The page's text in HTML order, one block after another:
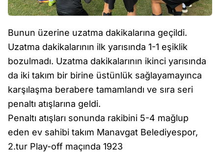
Bunun üzerine uzatma dakikalarına geçildi.
Uzatma dakikalarının ilk yarısında 1-1 eşiklik
bozulmadı. Uzatma dakikalarının ikinci yarısında
da iki takım bir birine üstünlük sağlayamayınca
karşılaşma berabere tamamlandı ve sıra seri
penaltı atışlarına geldi.
Penaltı atışları sonunda rakibini 5-4 mağlup
eden ev sahibi takım Manavgat Belediyespor,
2.tur Play-off maçında 1923